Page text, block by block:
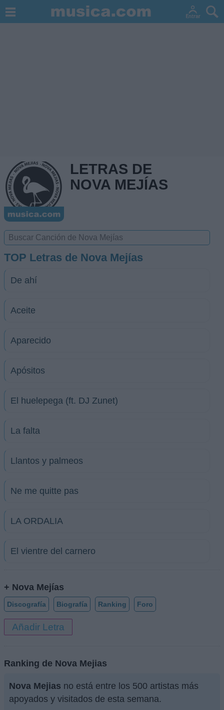
LETRAS DE
NOVA MEJÍAS
TOP Letras de Nova Mejías
De ahí
Aceite
Aparecido
Apósitos
El huelepega (ft. DJ Zunet)
La falta
Llantos y palmeos
Ne me quitte pas
LA ORDALIA
El vientre del carnero
+ Nova Mejías
Discografía Biografía Ranking Foro
Añadir Letra
Ranking de Nova Mejias
Nova Mejias no está entre los 500 artistas más
apoyados y visitados de esta semana.